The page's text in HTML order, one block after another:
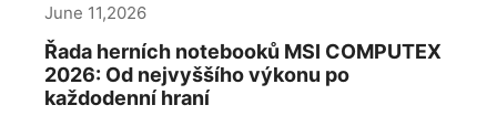
June 11,2026
Řada herních notebooků MSI COMPUTEX
2026: Od nejvyššího výkonu po
každodenní hraní